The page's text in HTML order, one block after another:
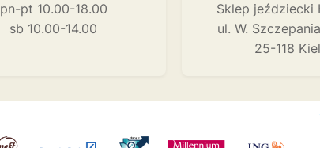
pn-pt 10.00-18.00
sb 10.00-14.00
Sklep jeździecki
ul. W.
25-118